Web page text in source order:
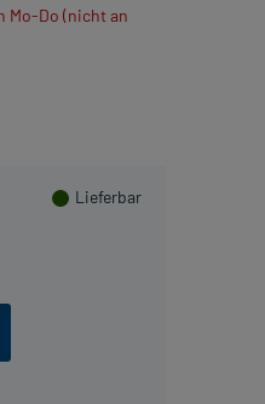
Lieferbar
Mo-Do (nicht an